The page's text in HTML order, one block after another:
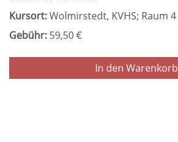
Kursort:Wolmirstedt, KVHS; Raum 4
Gebühr: 59,50 €
In den Warenkorb